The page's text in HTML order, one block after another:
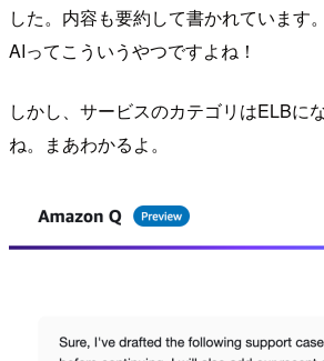
した。内容も要約して書かれています
AIってこういうやつですよね！
しかし、サービスのカテゴリはELBに
ね。まあわかるよ。